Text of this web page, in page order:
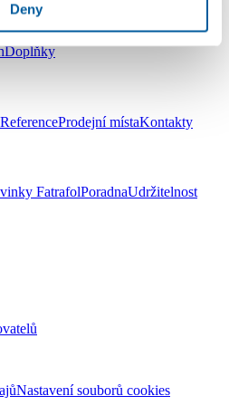
Deny
hydroizolační systémSystém pro
Doplňky
ReferenceProdejní místaKontakty
FatrafolPoradnaUdržitelnost
Nastavení souborů cookies